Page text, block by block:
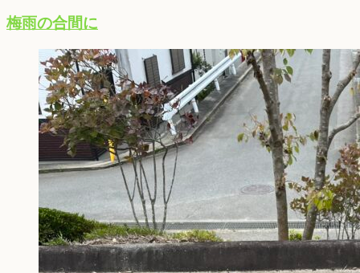
梅雨の合間に